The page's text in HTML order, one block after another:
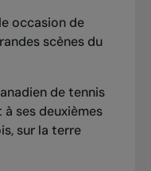
occasion de
scènes du
de tennis
ses deuxièmes
sur la terre